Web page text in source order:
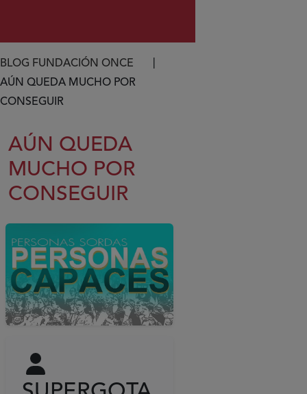
Ruta de navegación
BLOG FUNDACIÓN ONCE
AÚN QUEDA MUCHO POR
CONSEGUIR
AÚN QUEDA
MUCHO POR
CONSEGUIR